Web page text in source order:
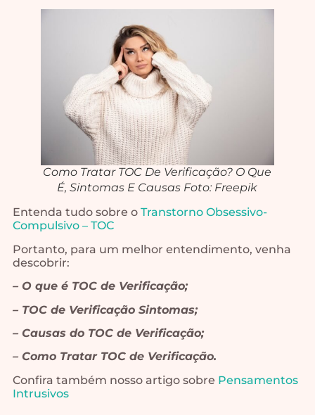
Como Tratar TOC De Verificação? O Que
É, Sintomas E Causas Foto: Freepik
Entenda tudo sobre o Transtorno Obsessivo-
Compulsivo – TOC
Portanto, para um melhor entendimento, venha
descobrir:
– O que é TOC de Verificação;
– TOC de Verificação Sintomas;
– Causas do TOC de Verificação;
– Como Tratar TOC de Verificação.
Confira também nosso artigo sobre Pensamentos
Intrusivos